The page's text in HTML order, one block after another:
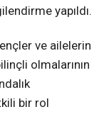
yapıldı.
ve ailelerin
olmalarının
bir rol